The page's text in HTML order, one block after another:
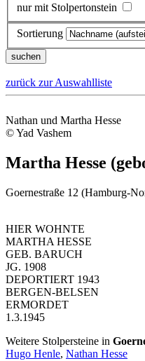
nur mit Stolpertonstein
Sortierung
zurück zur Auswahlliste
Nathan und Martha Hesse
© Yad Vashem
Martha Hesse
Goernestraße 12 (Hamburg-
HIER WOHNTE
MARTHA HESSE
GEB. BARUCH
JG. 1908
DEPORTIERT 1943
BERGEN-BELSEN
ERMORDET
1.3.1945
Weitere Stolpersteine in
Hugo Henle, Nathan Hesse